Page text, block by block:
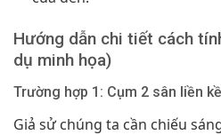
Hướng dẫn chi tiết cách
dụ minh họa)
Trường hợp 1: Cụm 2 sân liền
Giả sử chúng ta cần chiếu